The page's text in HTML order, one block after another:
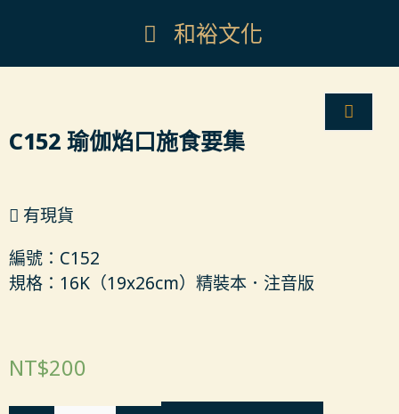
和裕文化
C152 瑜伽焰口施食要集
有現貨
編號：C152
規格：16K（19x26cm）精裝本．注音版
NT$200